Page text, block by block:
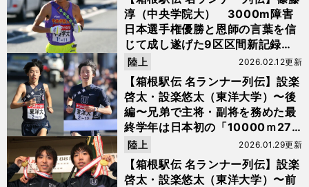
テ
ィ
ー
バ
淳（中央学院大） 3000m障害
日本選手権優勝と恩師の言葉を信
じて成し遂げた9区区間新記録＆
総合３位
【箱根駅伝 名ランナー列伝】設楽
啓太・設楽悠太（東洋大学）〜後
編〜兄弟で主将・副将を務めた最
終学年は日本初の「10000ｍ27
分台兄弟」となり箱根駅伝の王座
を奪還
2026.02.12更新
陸上
【箱根駅伝 名ランナー列伝】設楽
啓太・設楽悠太（東洋大学）〜前
2026.01.29更新
陸上